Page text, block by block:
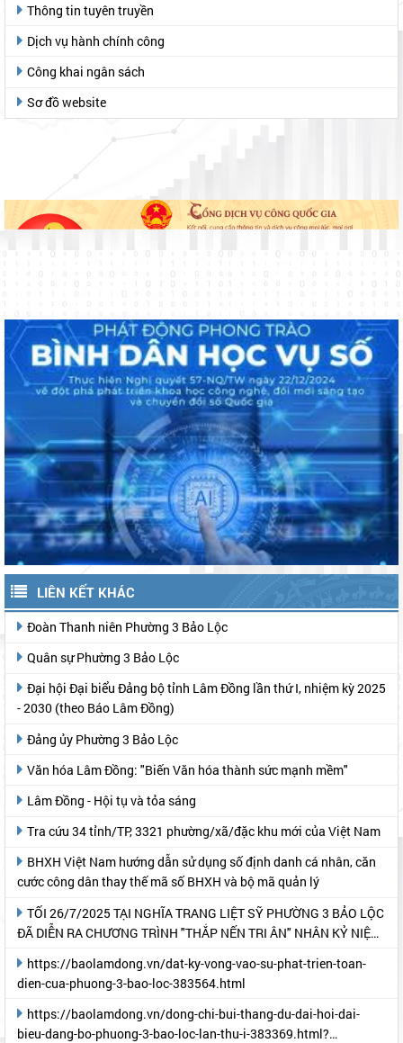
Thông tin tuyên truyền
Dịch vụ hành chính công
Công khai ngân sách
Sơ đồ website
LIÊN KẾT KHÁC
Đoàn Thanh niên Phường 3 Bảo Lộc
Quân sự Phường 3 Bảo Lộc
- 2030 (theo Báo Lâm Đồng)
Đảng ủy Phường 3 Bảo Lộc
Văn hóa Lâm Đồng: "Biến Văn hóa thành sức mạnh mềm"
Lâm Đồng - Hội tụ và tỏa sáng
Tra cứu 34 tỉnh/TP, 3321 phường/xã/đặc khu mới của Việt Nam
cước công dân thay thế mã số BHXH và bộ mã quản lý
ĐÃ DIỄN RA CHƯƠNG TRÌNH "THẮP NẾN TRI ÂN" NHÂN KỶ NIỆM
dien-cua-phuong-3-bao-loc-383564.html
bieu-dang-bo-phuong-3-bao-loc-lan-thu-i-383369.html?